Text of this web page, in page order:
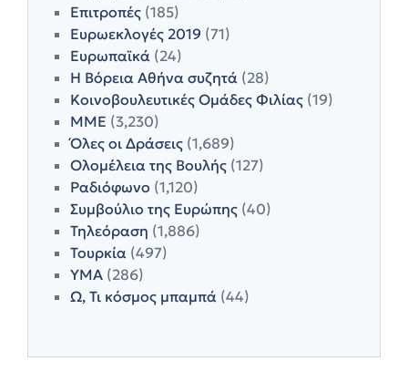
Επιτροπές (185)
Ευρωεκλογές 2019 (71)
Ευρωπαϊκά (24)
Η Βόρεια Αθήνα συζητά (28)
Κοινοβουλευτικές Ομάδες Φιλίας (19)
ΜΜΕ (3,230)
Όλες οι Δράσεις (1,689)
Ολομέλεια της Βουλής (127)
Ραδιόφωνο (1,120)
Συμβούλιο της Ευρώπης (40)
Τηλεόραση (1,886)
Τουρκία (497)
ΥΜΑ (286)
Ω, Τι κόσμος μπαμπά (44)